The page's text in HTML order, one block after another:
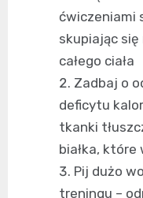
ćwiczeniami
skupiając
całego ciała
Zadbaj o
deficytu
tkanki
białka,
Pij dużo
treningu –